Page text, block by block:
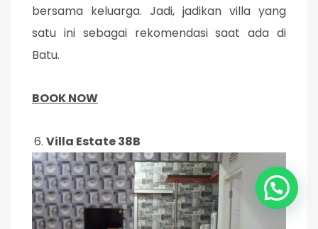
bersama keluarga. Jadi, jadikan villa yang
satu ini sebagai rekomendasi saat ada di
Batu.
BOOK NOW
Villa Estate 38B